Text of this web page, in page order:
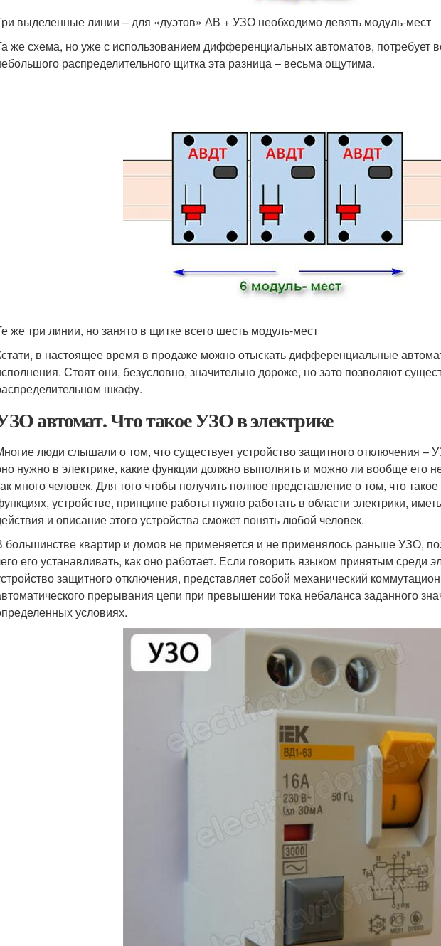
выделенные линии – для «дуэтов» АВ + УЗО необходимо девять модуль-мест
же схема, но уже с использованием дифференциальных автоматов, потребует
распределительного щитка эта разница – весьма ощутима.
же три линии, но занято в щитке всего шесть модуль-мест
в настоящее время в продаже можно отыскать дифференциальные
Стоят они, безусловно, значительно дороже, но зато позволяют
шкафу.
автомат. Что такое УЗО в электрике
люди слышали о том, что существует устройство защитного отключения –
нужно в электрике, какие функции должно выполнять и можно ли вообще его
много человек. Для того чтобы получить полное представление о том, что такое
устройстве, принципе работы нужно работать в области электрики,
и описание этого устройства сможет понять любой человек.
большинстве квартир и домов не применяется и не применялось раньше УЗО,
его устанавливать, как оно работает. Если говорить языком принятым среди
защитного отключения, представляет собой механический
прерывания цепи при превышении тока небаланса заданного
условиях.